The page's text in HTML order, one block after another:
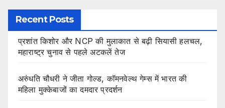
Recent Posts
प्रशांत किशोर और NCP की मुलाकात से बढ़ी सियासी हलचल,
महाराष्ट्र चुनाव से पहले अटकलें तेज
अरुंधति चौधरी ने जीता गोल्ड, कॉमनवेल्थ गेम्स में भारत की
महिला मुक्केबाजों का दमदार प्रदर्शन